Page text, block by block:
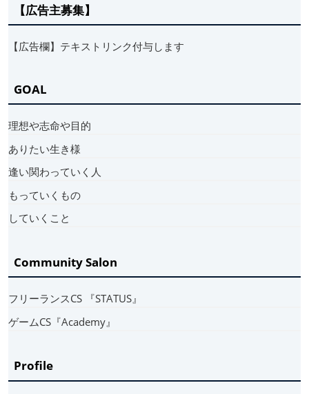
【広告主募集】
【広告欄】テキストリンク付与します
GOAL
理想や志命や目的
ありたい生き様
逢い関わっていく人
もっていくもの
していくこと
Community Salon
フリーランスCS 『STATUS』
ゲームCS『Academy』
Profile